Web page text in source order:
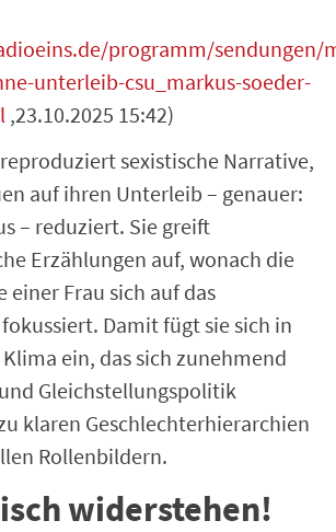
programm/sendungen/
unterleib-csu_markus-soeder-
,23.10.2025 15:42)
reproduziert sexistische Narrative,
auf ihren Unterleib – genauer:
– reduziert. Sie greift
Erzählungen auf, wonach die
einer Frau sich auf das
Damit fügt sie sich in
ein, das sich zunehmend
Gleichstellungspolitik
klaren Geschlechterhierarchien
Rollenbildern.
widerstehen!